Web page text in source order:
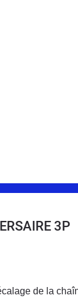
3P
de la